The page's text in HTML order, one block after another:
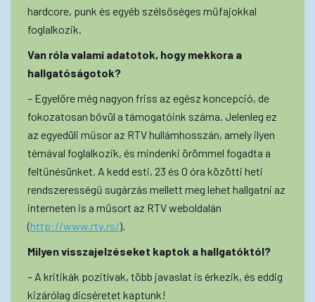
hardcore, punk és egyéb szélsőséges műfajokkal
foglalkozik.
Van róla valami adatotok, hogy mekkora a
hallgatóságotok?
– Egyelőre még nagyon friss az egész koncepció, de
fokozatosan bővül a támogatóink száma. Jelenleg ez
az egyedüli műsor az RTV hullámhosszán, amely ilyen
témával foglalkozik, és mindenki örömmel fogadta a
feltűnésünket. A kedd esti, 23 és 0 óra közötti heti
rendszerességű sugárzás mellett meg lehet hallgatni az
interneten is a műsort az RTV weboldalán
(http://www.rtv.rs/).
Milyen visszajelzéseket kaptok a hallgatóktól?
– A kritikák pozitívak, több javaslat is érkezik, és eddig
kizárólag dicséretet kaptunk!